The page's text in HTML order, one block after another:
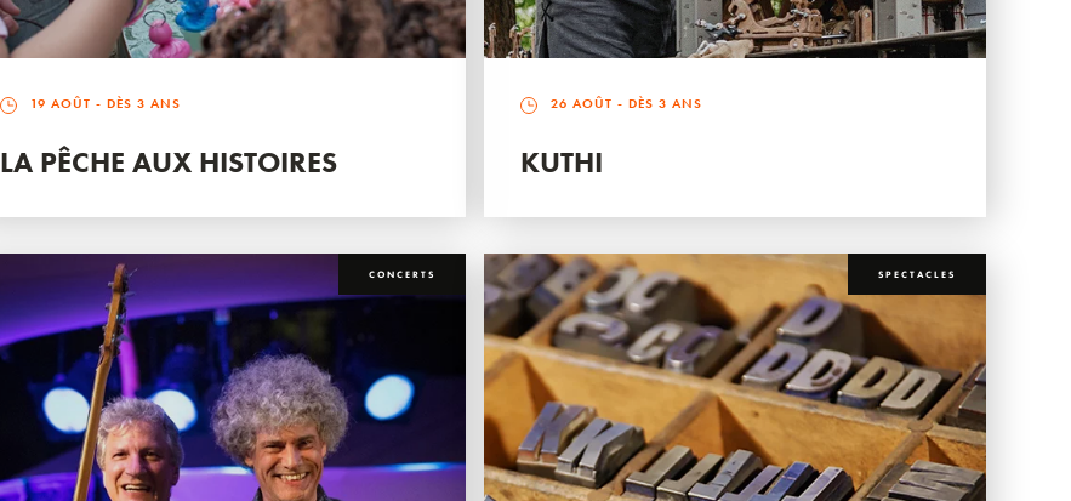
19 AOÛT - DÈS 3 ANS
LA PÊCHE AUX HISTOIRES
26 AOÛT - DÈS 3 ANS
KUTHI
CONCERTS SPECTACLES